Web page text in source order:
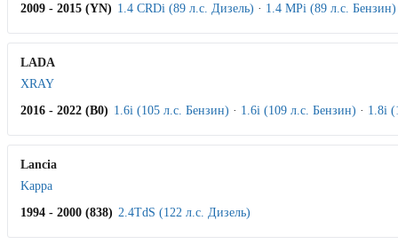
2009 - 2015 (YN) 1.4 CRDi (89 л.с. Дизель) · 1.4 MPi (89 л.с. Бензин)
LADA
XRAY
2016 - 2022 (B0) 1.6i (105 л.с. Бензин) · 1.6i (109 л.с. Бензин) · 1.8i
Lancia
Kappa
1994 - 2000 (838) 2.4TdS (122 л.с. Дизель)